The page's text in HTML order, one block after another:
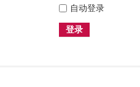
自动登录
登录